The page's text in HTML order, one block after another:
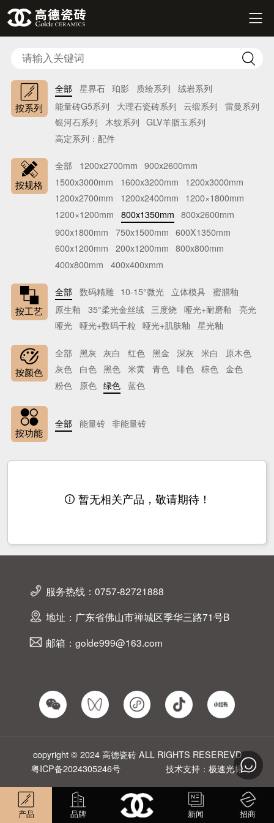


按系列
全部 星界石 珀影 质绘系列
绒岩系列
能量砖G5系列
大理石瓷砖系列 云缎系列
雷曼系列
银河石系列
木纹系列
GLV羊脂玉系列
高定系列：配件
按规格
全部 1200x2700mm
900x2600mm
1500x3000mm
1600x3200mm
1200x3000mm
1200x2700mm
1200x2400mm
1200×1800mm
1200×1200mm
800x1350mm
800x2600mm
900x1800mm
750x1500mm
600X1350mm
600x1200mm
200x1200mm
800x800mm
400x800mm
400x400xmm
按工艺
全部 数码精雕 10-15°微光 立体模具
蜜腊釉
原生釉
35°柔光金丝绒 三度烧 哑光+耐磨釉
亮光
哑光
哑光+数码干粒 哑光+肌肤釉 星光釉
按颜色
全部 黑灰 灰白 红色 黑金 深灰 米白
原木色
灰色
白色 黑色 米黄 青色 啡色 棕色
金色
粉色
原色 绿色 蓝色
按功能
全部 能量砖 非能量砖
 暂无相关产品，敬请期待！
服务热线：0757-82721888
地址：广东省佛山市禅城区季华三路71号B
邮箱：golde999@163.com
copyright © 2024 高德瓷砖 ALL RIGHTS RESEREVD
粤ICP备2024305246号
技术支持：极速光标
产品 品牌 新闻 招商